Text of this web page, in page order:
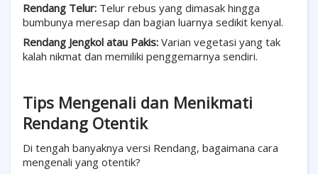
Rendang Telur: Telur rebus yang dimasak hingga
bumbunya meresap dan bagian luarnya sedikit kenyal.
Rendang Jengkol atau Pakis: Varian vegetasi yang tak
kalah nikmat dan memiliki penggemarnya sendiri.
Tips Mengenali dan Menikmati
Rendang Otentik
Di tengah banyaknya versi Rendang, bagaimana cara
mengenali yang otentik?